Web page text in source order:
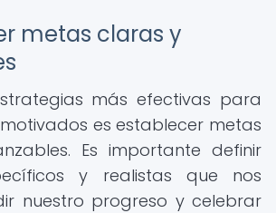
metas claras y
más efectivas para
es establecer metas
Es importante definir
y realistas que nos
nuestro progreso y celebrar